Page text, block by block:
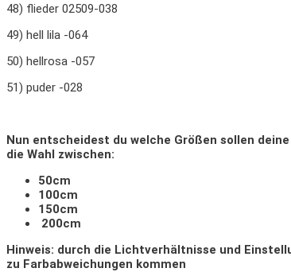
48) flieder 02509-038
49) hell lila -064
50) hellrosa -057
51) puder -028
Nun entscheidest du welche Größen sollen
die Wahl zwischen:
50cm
100cm
150cm
200cm
Hinweis: durch die Lichtverhältnisse und
zu Farbabweichungen kommen